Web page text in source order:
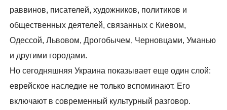
раввинов, писателей, художников, политиков и
общественных деятелей, связанных с Киевом,
Одессой, Львовом, Дрогобычем, Черновцами, Уманью
и другими городами.
Но сегодняшняя Украина показывает еще один слой:
еврейское наследие не только вспоминают. Его
включают в современный культурный разговор.